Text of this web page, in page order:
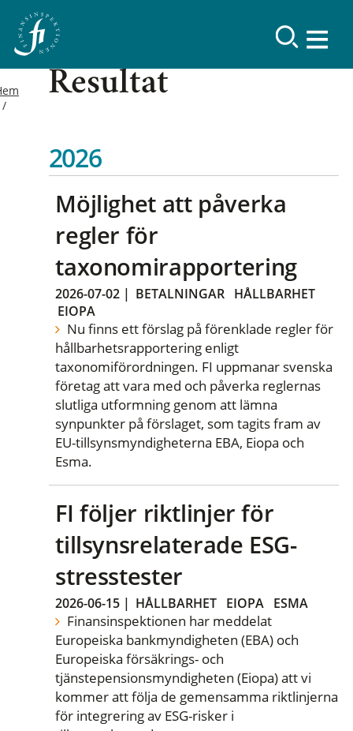
Resultat
2026
Möjlighet att påverka
regler för
taxonomirapportering
2026-07-02 | BETALNINGAR HÅLLBARHET
EIOPA
Nu finns ett förslag på förenklade regler för
hållbarhetsrapportering enligt
taxonomiförordningen. FI uppmanar svenska
företag att vara med och påverka reglernas
slutliga utformning genom att lämna
synpunkter på förslaget, som tagits fram av
EU-tillsynsmyndigheterna EBA, Eiopa och
Esma.
FI följer riktlinjer för
tillsynsrelaterade ESG-
stresstester
2026-06-15 | HÅLLBARHET EIOPA ESMA
Finansinspektionen har meddelat
Europeiska bankmyndigheten (EBA) och
Europeiska försäkrings- och
tjänstepensionsmyndigheten (Eiopa) att vi
kommer att följa de gemensamma riktlinjerna
för integrering av ESG-risker i